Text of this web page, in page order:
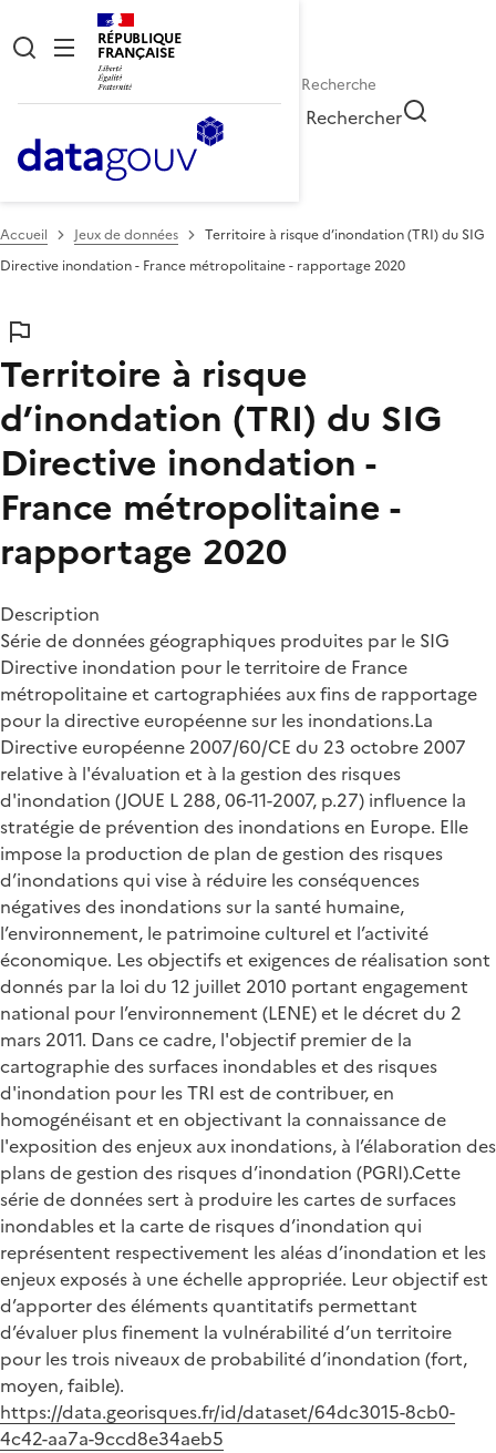
RÉPUBLIQUE
FRANÇAISE
Rechercher
Accueil Jeux de données
Territoire à risque d’inondation (TRI) du SIG
Directive inondation - France métropolitaine - rapportage 2020
Territoire à risque
d’inondation (TRI) du SIG
Directive inondation -
France métropolitaine -
rapportage 2020
Description
Série de données géographiques produites par le SIG
Directive inondation pour le territoire de France
métropolitaine et cartographiées aux fins de rapportage
pour la directive européenne sur les inondations.La
Directive européenne 2007/60/CE du 23 octobre 2007
relative à l'évaluation et à la gestion des risques
d'inondation (JOUE L 288, 06-11-2007, p.27) influence la
stratégie de prévention des inondations en Europe. Elle
impose la production de plan de gestion des risques
d’inondations qui vise à réduire les conséquences
négatives des inondations sur la santé humaine,
l’environnement, le patrimoine culturel et l’activité
économique. Les objectifs et exigences de réalisation sont
donnés par la loi du 12 juillet 2010 portant engagement
national pour l’environnement (LENE) et le décret du 2
mars 2011. Dans ce cadre, l'objectif premier de la
cartographie des surfaces inondables et des risques
d'inondation pour les TRI est de contribuer, en
homogénéisant et en objectivant la connaissance de
l'exposition des enjeux aux inondations, à l’élaboration des
plans de gestion des risques d’inondation (PGRI).Cette
série de données sert à produire les cartes de surfaces
inondables et la carte de risques d’inondation qui
représentent respectivement les aléas d’inondation et les
enjeux exposés à une échelle appropriée. Leur objectif est
d’apporter des éléments quantitatifs permettant
d’évaluer plus finement la vulnérabilité d’un territoire
pour les trois niveaux de probabilité d’inondation (fort,
moyen, faible).
https://data.georisques.fr/id/dataset/64dc3015-8cb0-
4c42-aa7a-9ccd8e34aeb5